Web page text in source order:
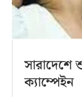
সারাদেশে
ক্যাম্পেইন